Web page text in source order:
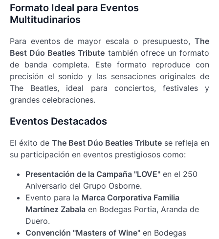
Formato Ideal para Eventos
Multitudinarios
Para eventos de mayor escala o presupuesto, The
Best Dúo Beatles Tribute también ofrece un formato
de banda completa. Este formato reproduce con
precisión el sonido y las sensaciones originales de
The Beatles, ideal para conciertos, festivales y
grandes celebraciones.
Eventos Destacados
El éxito de The Best Dúo Beatles Tribute se refleja en
su participación en eventos prestigiosos como:
Presentación de la Campaña "LOVE" en el 250
Aniversario del Grupo Osborne.
Evento para la Marca Corporativa Familia
Martínez Zabala en Bodegas Portia, Aranda de
Duero.
Convención "Masters of Wine" en Bodegas